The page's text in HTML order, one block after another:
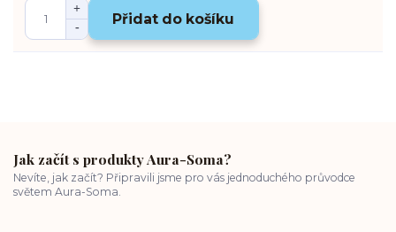
Přidat do košíku
Jak začít s produkty Aura-Soma?
Nevíte, jak začít? Připravili jsme pro vás jednoduchého průvodce
světem Aura-Soma.